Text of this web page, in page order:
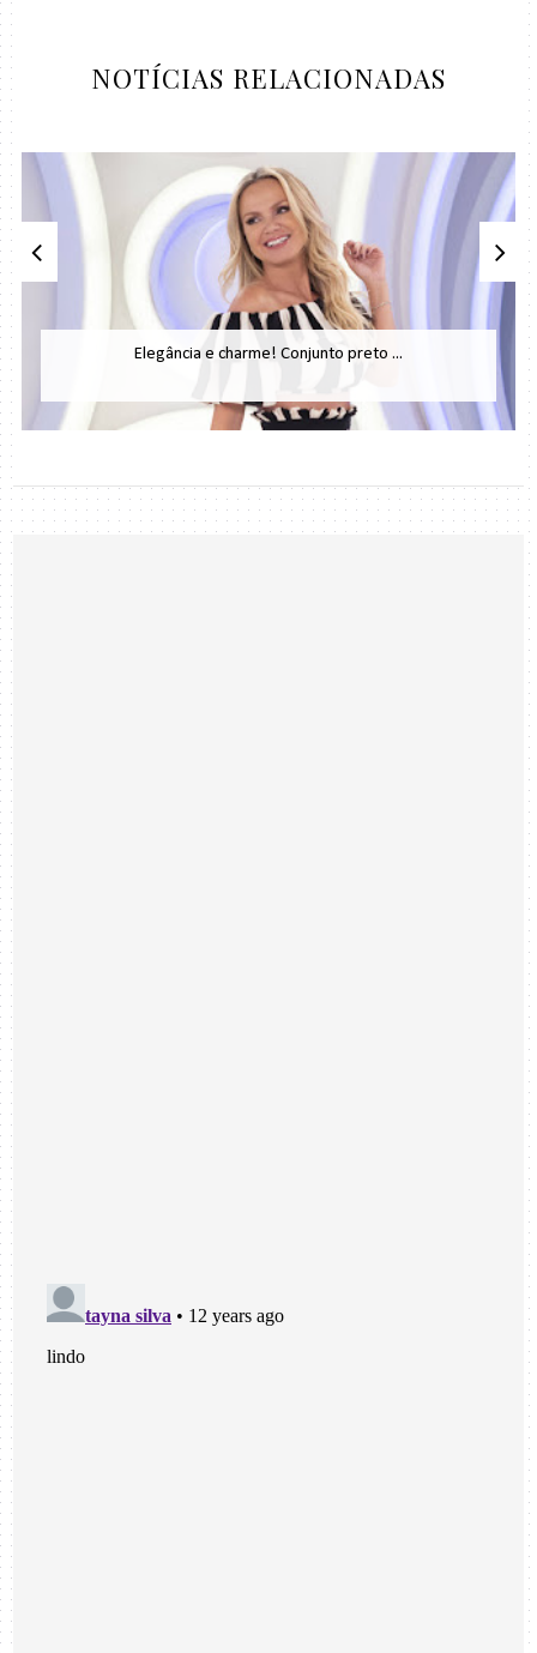
NOTÍCIAS RELACIONADAS
Elegância e charme! Conjunto preto ...